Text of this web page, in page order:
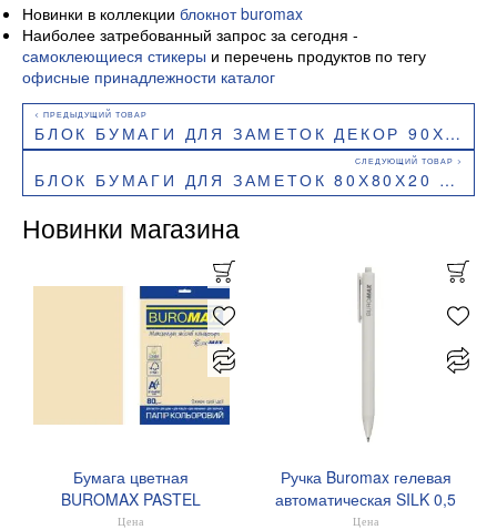
Новинки в коллекции блокнот buromax
Наиболее затребованный запрос за сегодня -
самоклеющиеся стикеры и перечень продуктов по тегу
офисные принадлежности каталог
БЛОК БУМАГИ ДЛЯ ЗАМЕТОК ДЕКОР 90Х90 НЕСКЛЕЕННЫЙ BM.2289 BUROMAX
БЛОК БУМАГИ ДЛЯ ЗАМЕТОК 80Х80Х20 ММ СКЛЕЕННЫЙ BUROMAX BM.2206
Новинки магазина
Бумага цветная
BUROMAX PASTEL
EUROMAX 20 арк А4 80 г/
Цена
Ручка Buromax гелевая
автоматическая SILK 0,5
мм синие чернила
Цена